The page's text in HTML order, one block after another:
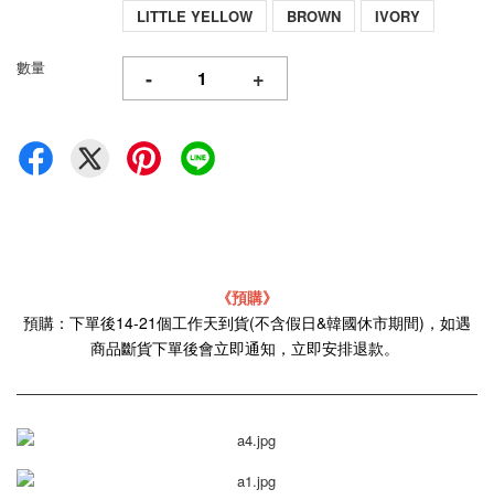
LITTLE YELLOW
BROWN IVORY
數量 - +
《預購》
預購：下單後14-21個工作天到貨(不含假日&韓國休市期間)，如遇
商品斷貨下單後會立即通知，立即安排退款。